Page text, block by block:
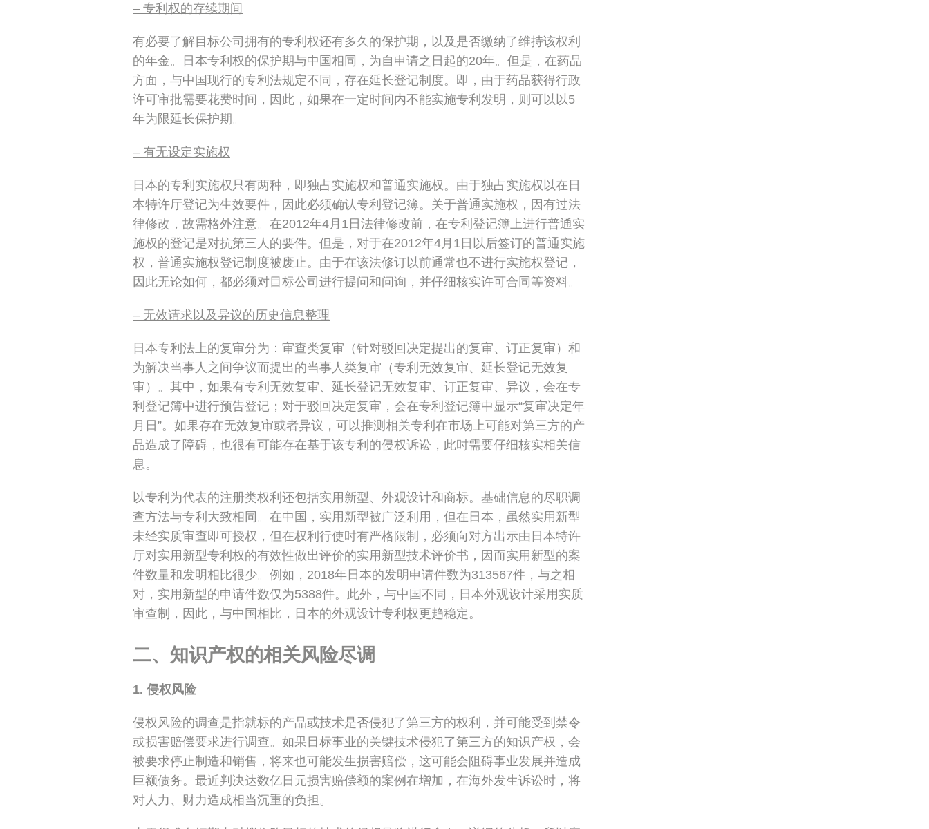
– 专利权的存续期间
有必要了解目标公司拥有的专利权还有多久的保护期，以及是否缴纳了维持该权利
的年金。日本专利权的保护期与中国相同，为自申请之日起的20年。但是，在药品
方面，与中国现行的专利法规定不同，存在延长登记制度。即，由于药品获得行政
许可审批需要花费时间，因此，如果在一定时间内不能实施专利发明，则可以以5
年为限延长保护期。
– 有无设定实施权
日本的专利实施权只有两种，即独占实施权和普通实施权。由于独占实施权以在日
本特许厅登记为生效要件，因此必须确认专利登记簿。关于普通实施权，因有过法
律修改，故需格外注意。在2012年4月1日法律修改前，在专利登记簿上进行普通实
施权的登记是对抗第三人的要件。但是，对于在2012年4月1日以后签订的普通实施
权，普通实施权登记制度被废止。由于在该法修订以前通常也不进行实施权登记，
因此无论如何，都必须对目标公司进行提问和问询，并仔细核实许可合同等资料。
– 无效请求以及异议的历史信息整理
日本专利法上的复审分为：审查类复审（针对驳回决定提出的复审、订正复审）和
为解决当事人之间争议而提出的当事人类复审（专利无效复审、延长登记无效复
审）。其中，如果有专利无效复审、延长登记无效复审、订正复审、异议，会在专
利登记簿中进行预告登记；对于驳回决定复审，会在专利登记簿中显示“复审决定年
月日”。如果存在无效复审或者异议，可以推测相关专利在市场上可能对第三方的产
品造成了障碍，也很有可能存在基于该专利的侵权诉讼，此时需要仔细核实相关信
息。
以专利为代表的注册类权利还包括实用新型、外观设计和商标。基础信息的尽职调
查方法与专利大致相同。在中国，实用新型被广泛利用，但在日本，虽然实用新型
未经实质审查即可授权，但在权利行使时有严格限制，必须向对方出示由日本特许
厅对实用新型专利权的有效性做出评价的实用新型技术评价书，因而实用新型的案
件数量和发明相比很少。例如，2018年日本的发明申请件数为313567件，与之相
对，实用新型的申请件数仅为5388件。此外，与中国不同，日本外观设计采用实质
审查制，因此，与中国相比，日本的外观设计专利权更趋稳定。
二、知识产权的相关风险尽调
1. 侵权风险
侵权风险的调查是指就标的产品或技术是否侵犯了第三方的权利，并可能受到禁令
或损害赔偿要求进行调查。如果目标事业的关键技术侵犯了第三方的知识产权，会
被要求停止制造和销售，将来也可能发生损害赔偿，这可能会阻碍事业发展并造成
巨额债务。最近判决达数亿日元损害赔偿额的案例在增加，在海外发生诉讼时，将
对人力、财力造成相当沉重的负担。